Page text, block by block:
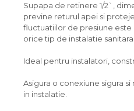
Supapa de retinere 1/2`,
previne returul apei si
fluctuatiilor de presiune este
orice tip de instalatie sanitara.
Ideal pentru instalatori,
Asigura o conexiune sigura
in instalatie.